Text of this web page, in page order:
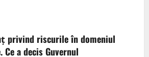
privind riscurile în domeniul
a decis Guvernul